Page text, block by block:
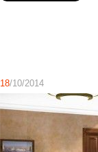
18/10/2014